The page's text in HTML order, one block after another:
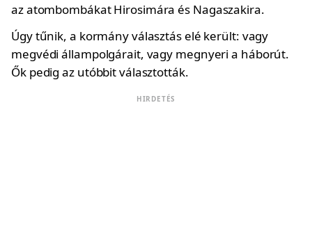
az atombombákat Hirosimára és Nagaszakira.
Úgy tűnik, a kormány választás elé került: vagy
megvédi állampolgárait, vagy megnyeri a háborút.
Ők pedig az utóbbit választották.
HIRDETÉS